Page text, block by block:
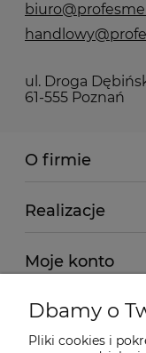
ul. Droga
61-555 Poznań
O firmie
Realizacje
Moje konto
Regulamin
Dbamy o
Pliki cookies i